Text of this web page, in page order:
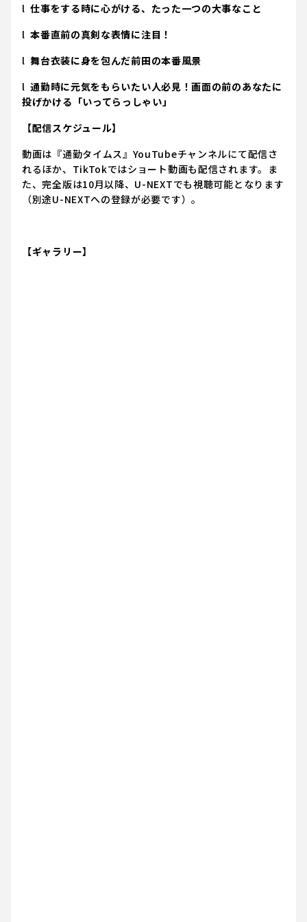
l仕事をする時に心がける、たった一つの大事なこと
l本番直前の真剣な表情に注目！
l舞台衣装に身を包んだ前田の本番風景
l通勤時に元気をもらいたい人必見！画面の前のあなたに
投げかける「いってらっしゃい」
【配信スケジュール】
動画は『通勤タイムス』YouTubeチャンネルにて配信さ
れるほか、TikTokではショート動画も配信されます。ま
た、完全版は10月以降、U-NEXTでも視聴可能となります
（別途U-NEXTへの登録が必要です）。
【ギャラリー】